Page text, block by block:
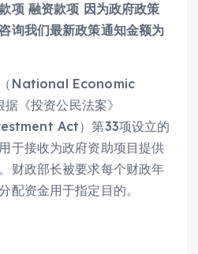
项 融资款项 因为政府政策
询我们最新政策通知金额为
（National Economic
《投资公民法案》
Act）第33项设立的
于接收为政府资助项目提供
财政部长被要求每个财政年
配资金用于指定目的。